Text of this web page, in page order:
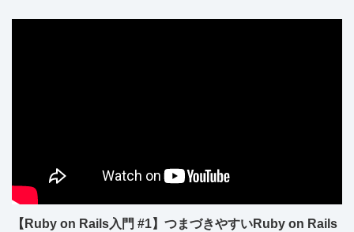
【Ruby on Rails入門 #1】つまづきやすいRuby on Rails